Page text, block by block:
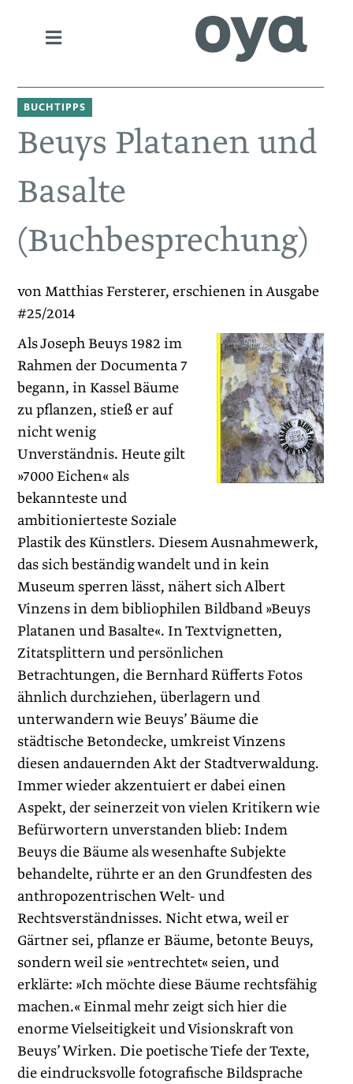
BUCHTIPPS
Beuys Platanen und
Basalte
(Buchbesprechung)
von Matthias Fersterer, erschienen in Ausgabe
#25/2014
Als Joseph Beuys 1982 im
Rahmen der Documenta 7
begann, in Kassel Bäume
zu pflanzen, stieß er auf
nicht wenig
Unverständnis. Heute gilt
»7000 Eichen« als
bekannteste und
ambitionierteste Soziale
Plastik des Künstlers. Diesem Ausnahmewerk,
das sich beständig wandelt und in kein
Museum sperren lässt, nähert sich Albert
Vinzens in dem bibliophilen Bildband »Beuys
Platanen und Basalte«. In Textvignetten,
Zitatsplittern und persönlichen
Betrachtungen, die Bernhard Rüfferts Fotos
ähnlich durchziehen, überlagern und
unterwandern wie Beuys’ Bäume die
städtische Betondecke, umkreist Vinzens
diesen andauernden Akt der Stadtverwaldung.
Immer wieder akzentuiert er dabei einen
Aspekt, der seinerzeit von vielen Kritikern wie
Befürwortern unverstanden blieb: Indem
Beuys die Bäume als wesenhafte Subjekte
behandelte, rührte er an den Grundfesten des
anthropozentrischen Welt- und
Rechtsverständnisses. Nicht etwa, weil er
Gärtner sei, pflanze er Bäume, betonte Beuys,
sondern weil sie »entrechtet« seien, und
erklärte: »Ich möchte diese Bäume rechtsfähig
machen.« Einmal mehr zeigt sich hier die
enorme Vielseitigkeit und Visionskraft von
Beuys’ Wirken. Die poetische Tiefe der Texte,
die eindrucksvolle fotografische Bildsprache